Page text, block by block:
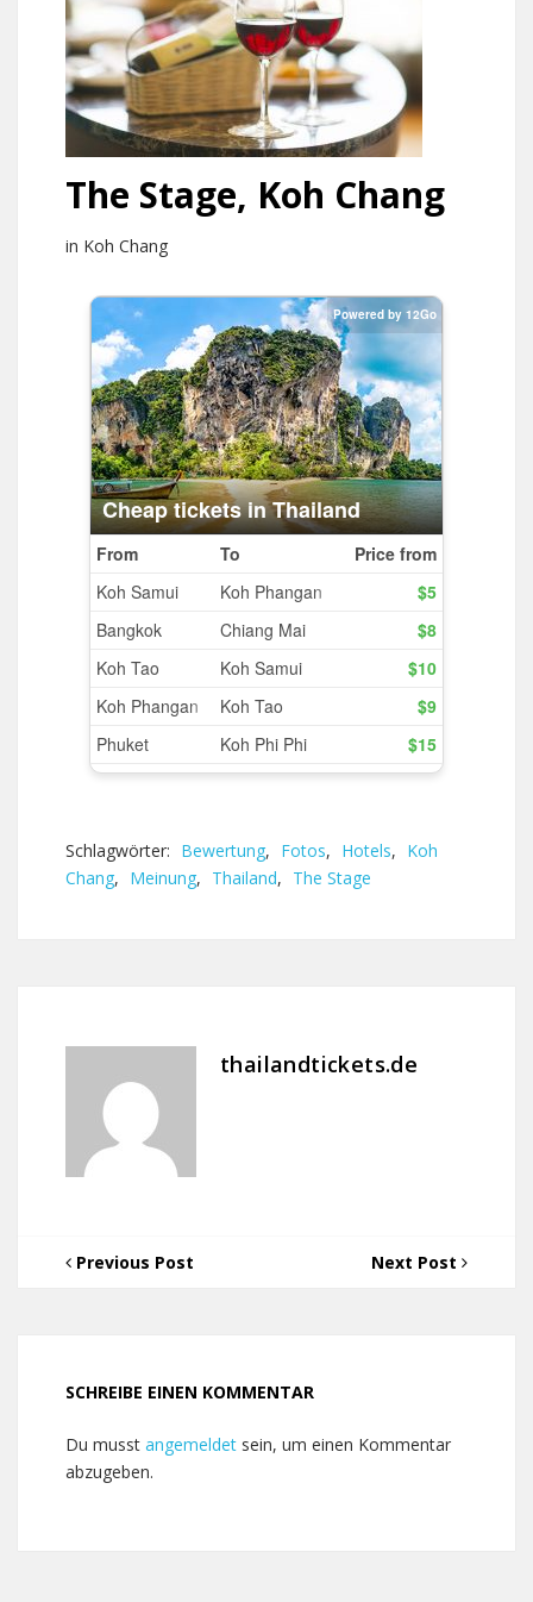
The Stage, Koh Chang
in Koh Chang
Schlagwörter: Bewertung, Fotos, Hotels, Koh
Chang, Meinung, Thailand, The Stage
thailandtickets.de
Previous Post Next Post
SCHREIBE EINEN KOMMENTAR
Du musst angemeldet sein, um einen Kommentar
abzugeben.